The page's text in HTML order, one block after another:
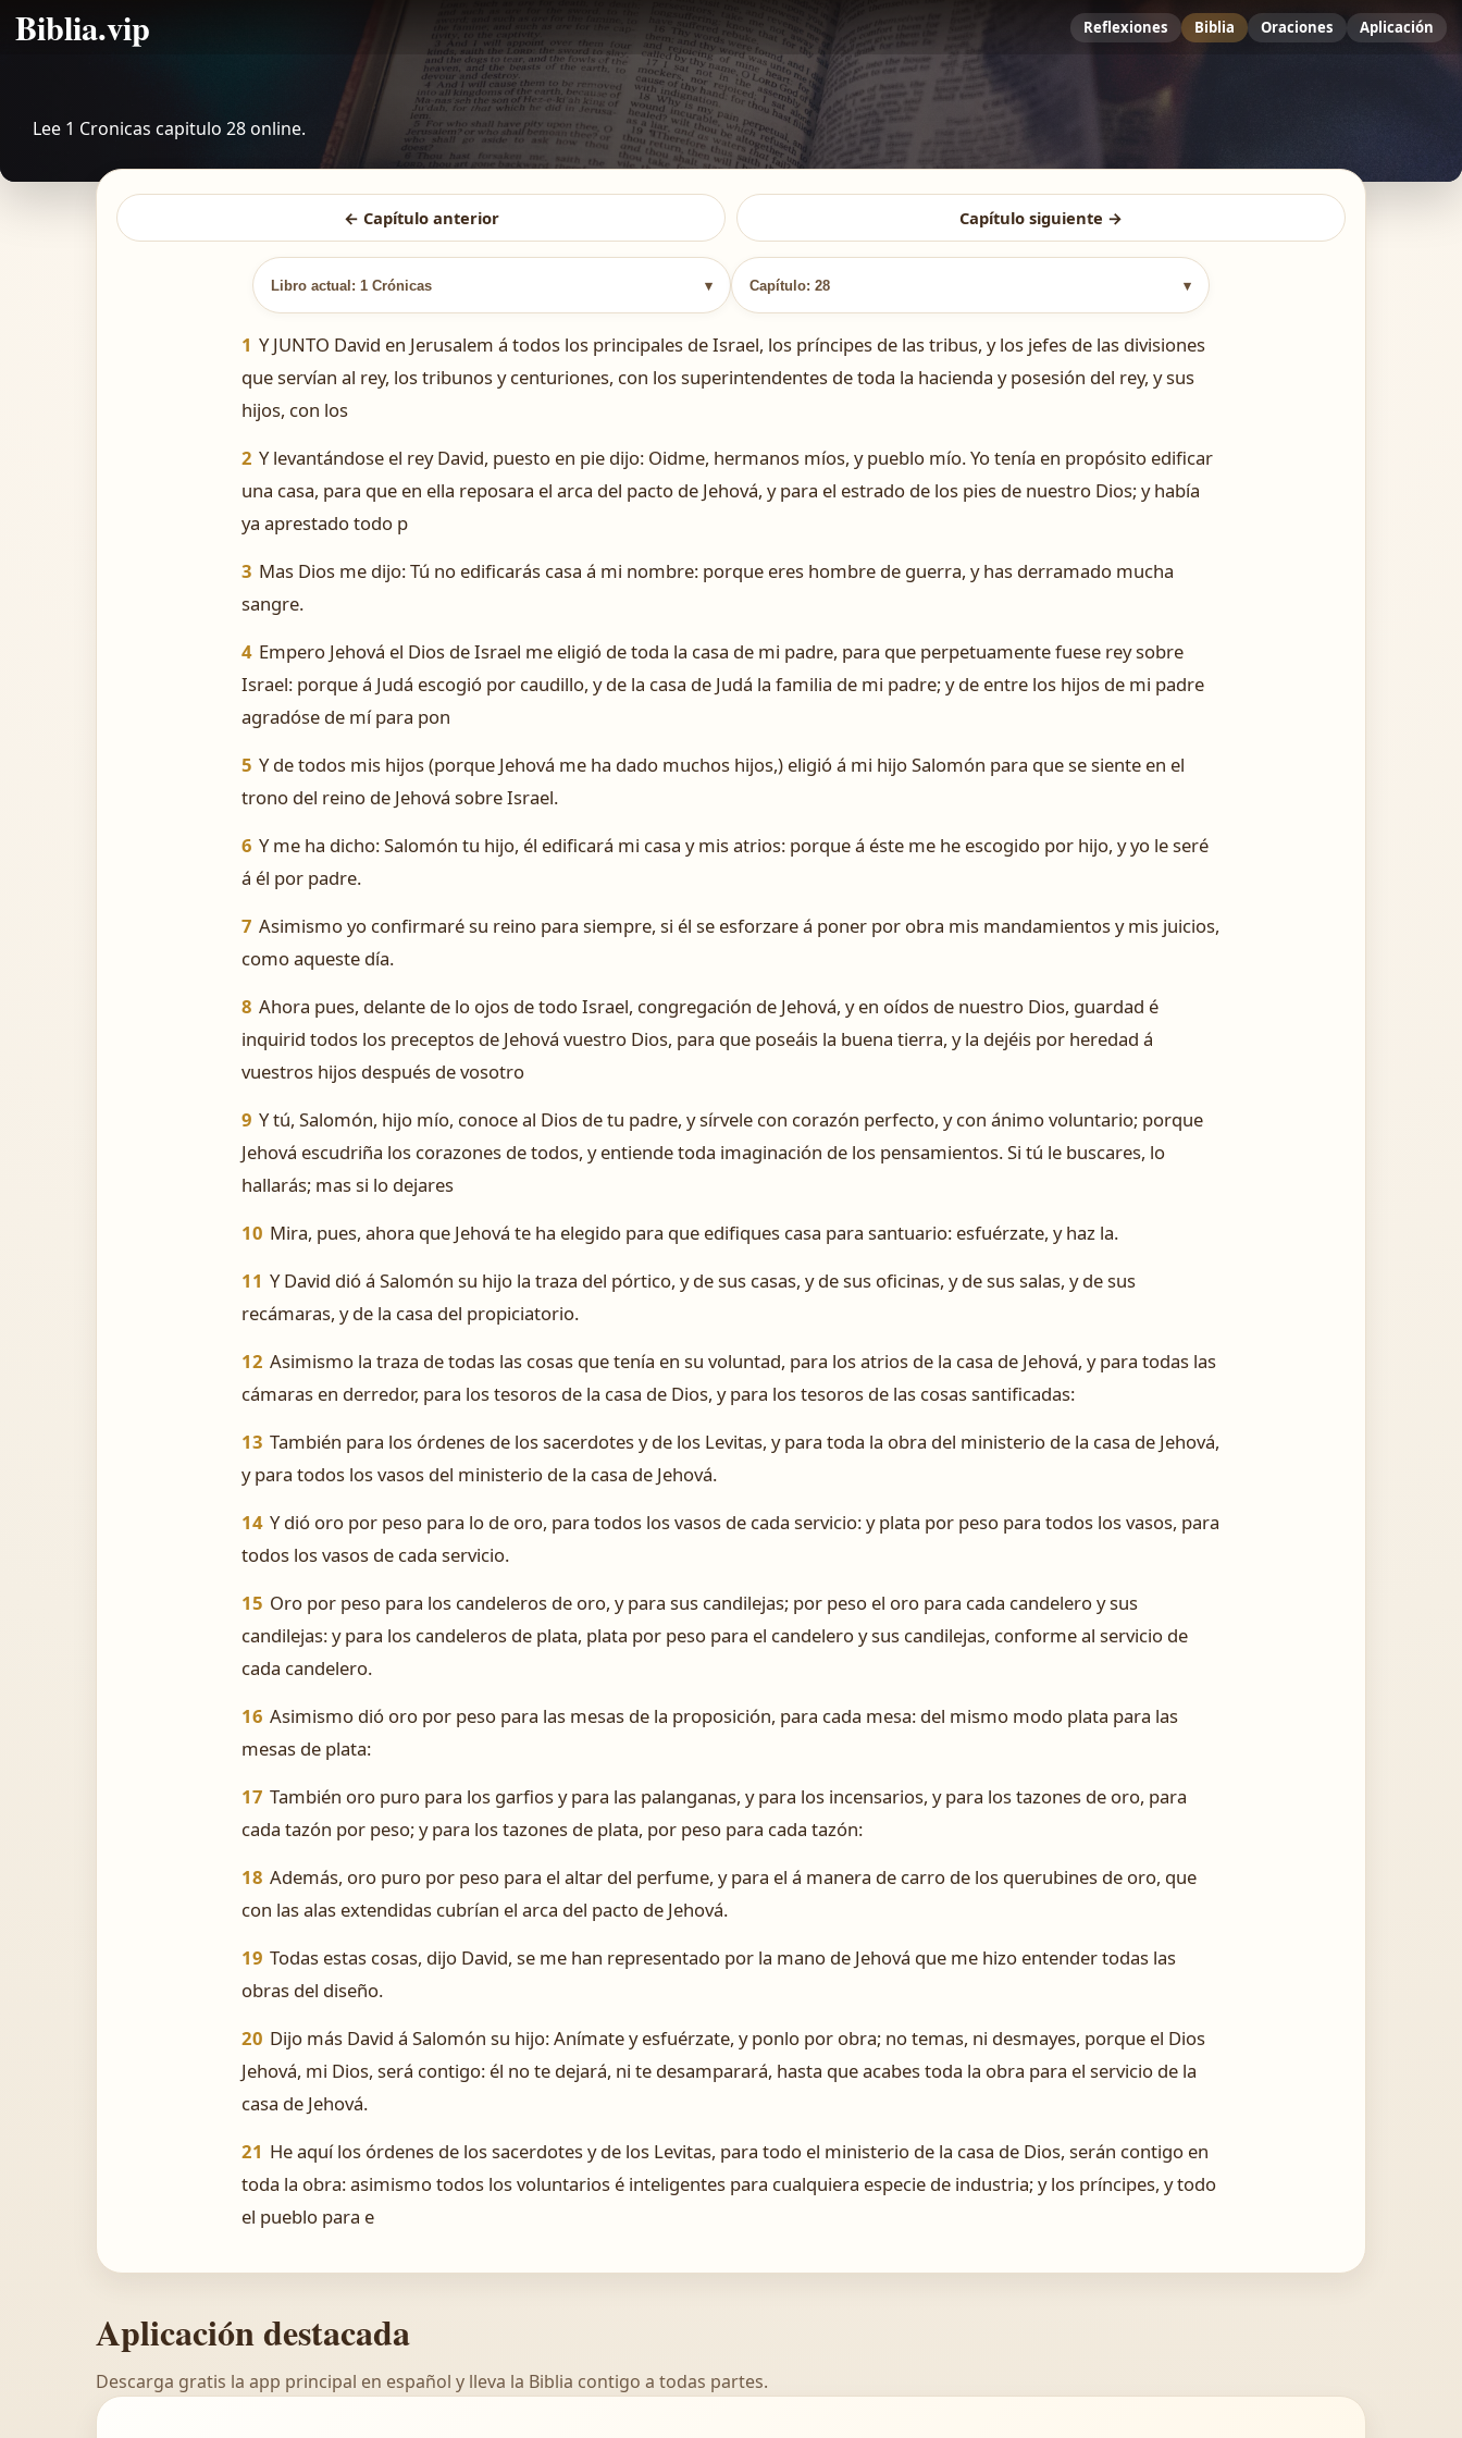
Biblia.vip Reflexiones Biblia Oraciones Aplicación
Lee 1 Cronicas capitulo 28 online.
← Capítulo anterior Capítulo siguiente →
Libro actual: 1 Crónicas ▾ Capítulo: 28 ▾
1 Y JUNTO David en Jerusalem á todos los principales de Israel, los príncipes de las tribus, y los jefes de las divisiones
que servían al rey, los tribunos y centuriones, con los superintendentes de toda la hacienda y posesión del rey, y sus
hijos, con los
2 Y levantándose el rey David, puesto en pie dijo: Oidme, hermanos míos, y pueblo mío. Yo tenía en propósito edificar
una casa, para que en ella reposara el arca del pacto de Jehová, y para el estrado de los pies de nuestro Dios; y había
ya aprestado todo p
3 Mas Dios me dijo: Tú no edificarás casa á mi nombre: porque eres hombre de guerra, y has derramado mucha
sangre.
4 Empero Jehová el Dios de Israel me eligió de toda la casa de mi padre, para que perpetuamente fuese rey sobre
Israel: porque á Judá escogió por caudillo, y de la casa de Judá la familia de mi padre; y de entre los hijos de mi padre
agradóse de mí para pon
5 Y de todos mis hijos (porque Jehová me ha dado muchos hijos,) eligió á mi hijo Salomón para que se siente en el
trono del reino de Jehová sobre Israel.
6 Y me ha dicho: Salomón tu hijo, él edificará mi casa y mis atrios: porque á éste me he escogido por hijo, y yo le seré
á él por padre.
7 Asimismo yo confirmaré su reino para siempre, si él se esforzare á poner por obra mis mandamientos y mis juicios,
como aqueste día.
8 Ahora pues, delante de lo ojos de todo Israel, congregación de Jehová, y en oídos de nuestro Dios, guardad é
inquirid todos los preceptos de Jehová vuestro Dios, para que poseáis la buena tierra, y la dejéis por heredad á
vuestros hijos después de vosotro
9 Y tú, Salomón, hijo mío, conoce al Dios de tu padre, y sírvele con corazón perfecto, y con ánimo voluntario; porque
Jehová escudriña los corazones de todos, y entiende toda imaginación de los pensamientos. Si tú le buscares, lo
hallarás; mas si lo dejares
10 Mira, pues, ahora que Jehová te ha elegido para que edifiques casa para santuario: esfuérzate, y haz la.
11 Y David dió á Salomón su hijo la traza del pórtico, y de sus casas, y de sus oficinas, y de sus salas, y de sus
recámaras, y de la casa del propiciatorio.
12 Asimismo la traza de todas las cosas que tenía en su voluntad, para los atrios de la casa de Jehová, y para todas las
cámaras en derredor, para los tesoros de la casa de Dios, y para los tesoros de las cosas santificadas:
13 También para los órdenes de los sacerdotes y de los Levitas, y para toda la obra del ministerio de la casa de Jehová,
y para todos los vasos del ministerio de la casa de Jehová.
14 Y dió oro por peso para lo de oro, para todos los vasos de cada servicio: y plata por peso para todos los vasos, para
todos los vasos de cada servicio.
15 Oro por peso para los candeleros de oro, y para sus candilejas; por peso el oro para cada candelero y sus
candilejas: y para los candeleros de plata, plata por peso para el candelero y sus candilejas, conforme al servicio de
cada candelero.
16 Asimismo dió oro por peso para las mesas de la proposición, para cada mesa: del mismo modo plata para las
mesas de plata:
17 También oro puro para los garfios y para las palanganas, y para los incensarios, y para los tazones de oro, para
cada tazón por peso; y para los tazones de plata, por peso para cada tazón:
18 Además, oro puro por peso para el altar del perfume, y para el á manera de carro de los querubines de oro, que
con las alas extendidas cubrían el arca del pacto de Jehová.
19 Todas estas cosas, dijo David, se me han representado por la mano de Jehová que me hizo entender todas las
obras del diseño.
20 Dijo más David á Salomón su hijo: Anímate y esfuérzate, y ponlo por obra; no temas, ni desmayes, porque el Dios
Jehová, mi Dios, será contigo: él no te dejará, ni te desamparará, hasta que acabes toda la obra para el servicio de la
casa de Jehová.
21 He aquí los órdenes de los sacerdotes y de los Levitas, para todo el ministerio de la casa de Dios, serán contigo en
toda la obra: asimismo todos los voluntarios é inteligentes para cualquiera especie de industria; y los príncipes, y todo
el pueblo para e
Aplicación destacada
Descarga gratis la app principal en español y lleva la Biblia contigo a todas partes.